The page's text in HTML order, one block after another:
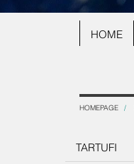
HOME
HOMEPAGE
TARTUFI